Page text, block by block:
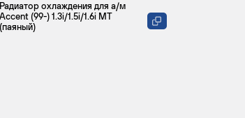
Радиатор охлаждения для а/м
Accent (99-) 1.3i/1.5i/1.6i MT
(паяный)